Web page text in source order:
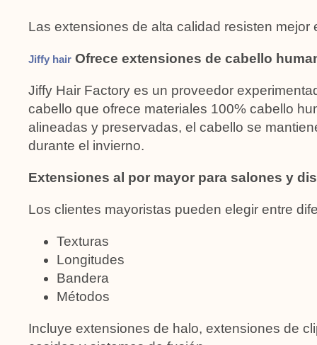
Las extensiones de alta calidad resisten mejor
Jiffy hair Ofrece extensiones de cabello
Jiffy Hair Factory es un proveedor
cabello que ofrece materiales 100% cabello
alineadas y preservadas, el cabello se
durante el invierno.
Extensiones al por mayor para salones y
Los clientes mayoristas pueden elegir entre
Texturas
Longitudes
Bandera
Métodos
Incluye extensiones de halo, extensiones de